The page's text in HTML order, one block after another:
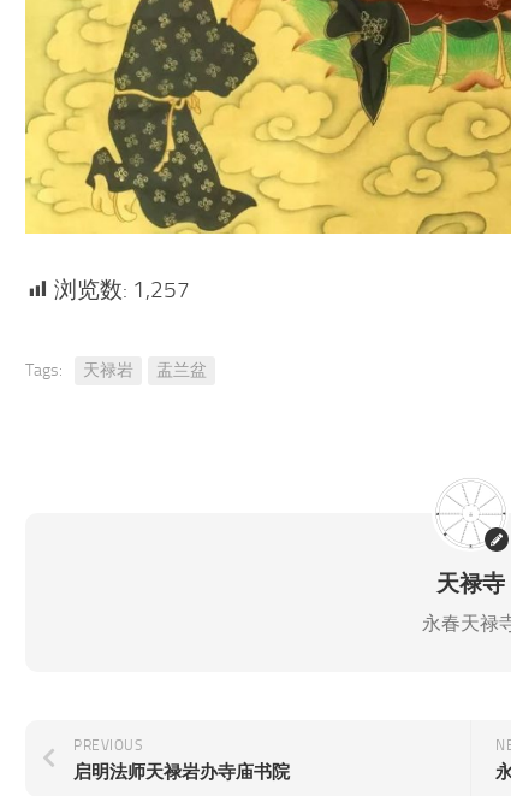
浏览数: 1,257
Tags: 天禄岩 盂兰盆
天禄寺
永春天禄
PREVIOUS
启明法师天禄岩办寺庙书院